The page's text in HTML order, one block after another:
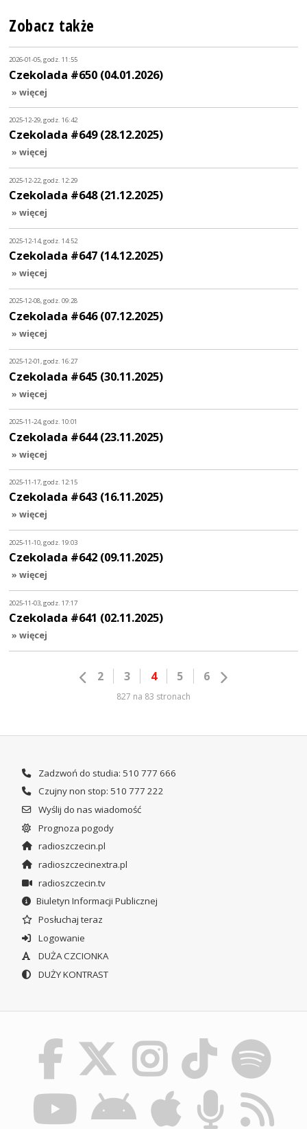
Zobacz także
2026-01-05, godz. 11:55
Czekolada #650 (04.01.2026)
» więcej
2025-12-29, godz. 16:42
Czekolada #649 (28.12.2025)
» więcej
2025-12-22, godz. 12:29
Czekolada #648 (21.12.2025)
» więcej
2025-12-14, godz. 14:52
Czekolada #647 (14.12.2025)
» więcej
2025-12-08, godz. 09:28
Czekolada #646 (07.12.2025)
» więcej
2025-12-01, godz. 16:27
Czekolada #645 (30.11.2025)
» więcej
2025-11-24, godz. 10:01
Czekolada #644 (23.11.2025)
» więcej
2025-11-17, godz. 12:15
Czekolada #643 (16.11.2025)
» więcej
2025-11-10, godz. 19:03
Czekolada #642 (09.11.2025)
» więcej
2025-11-03, godz. 17:17
Czekolada #641 (02.11.2025)
» więcej
2 3 4 5 6
827 na 83 stronach
Zadzwoń do studia: 510 777 666
Czujny non stop: 510 777 222
Wyślij do nas wiadomość
Prognoza pogody
radioszczecin.pl
radioszczecinextra.pl
radioszczecin.tv
Biuletyn Informacji Publicznej
Posłuchaj teraz
Logowanie
DUŻA CZCIONKA
DUŻY KONTRAST